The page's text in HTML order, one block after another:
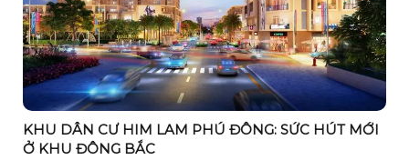
KHU DÂN CƯ HIM LAM PHÚ ĐÔNG: SỨC HÚT MỚI
Ở KHU ĐÔNG BẮC